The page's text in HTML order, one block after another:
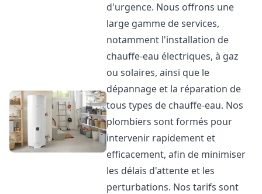
d'urgence. Nous offrons une
large gamme de services,
notamment l'installation de
chauffe-eau électriques, à gaz
ou solaires, ainsi que le
dépannage et la réparation de
tous types de chauffe-eau. Nos
plombiers sont formés pour
intervenir rapidement et
efficacement, afin de minimiser
les délais d'attente et les
perturbations. Nos tarifs sont